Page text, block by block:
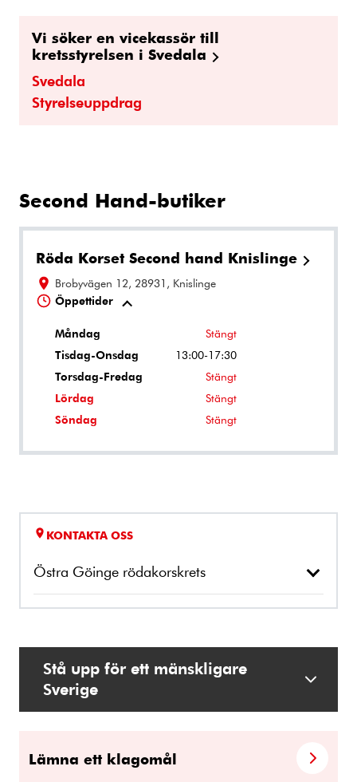
Vi söker en vicekassör till
kretsstyrelsen i Svedala
Svedala
Styrelseuppdrag
Second Hand-butiker
Röda Korset Second hand Knislinge
Brobyvägen 12, 28931, Knislinge
Öppettider
Måndag
Stängt
Tisdag-Onsdag
13:00-17:30
Torsdag-Fredag
Stängt
Lördag
Stängt
Söndag
Stängt
KONTAKTA OSS
Östra Göinge rödakorskrets
Stå upp för ett mänskligare
Sverige
Lämna ett klagomål